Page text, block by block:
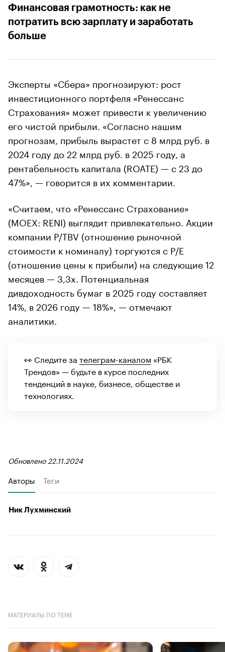
Финансовая грамотность: как не
потратить всю зарплату и заработать
больше
Эксперты «Сбера» прогнозируют: рост
инвестиционного портфеля «Ренессанс
Страхования» может привести к увеличению
его чистой прибыли. «Согласно нашим
прогнозам, прибыль вырастет с 8 млрд руб. в
2024 году до 22 млрд руб. в 2025 году, а
рентабельность капитала (ROATE) — с 23 до
47%», — говорится в их комментарии.
«Считаем, что «Ренессанс Страхование»
(MOEX: RENI) выглядит привлекательно. Акции
компании P/TBV (отношение рыночной
стоимости к номиналу) торгуются с P/E
(отношение цены к прибыли) на следующие 12
месяцев — 3,3x. Потенциальная
дивдоходность бумаг в 2025 году составляет
14%, в 2026 году — 18%», — отмечают
аналитики.
👀 Следите за телеграм-каналом «РБК
Трендов» — будьте в курсе последних
тенденций в науке, бизнесе, обществе и
технологиях.
Обновлено 22.11.2024
Авторы Теги
Ник Лухминский
МАТЕРИАЛЫ ПО ТЕМЕ